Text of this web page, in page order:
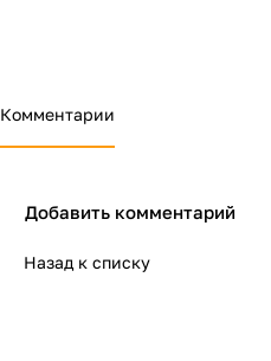
Комментарии
Добавить комментарий
Назад к списку